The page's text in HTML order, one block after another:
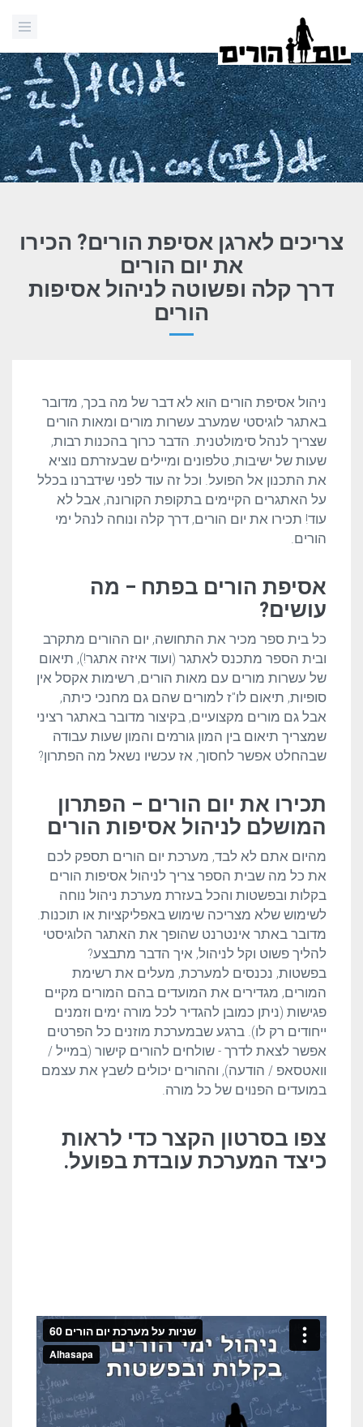
צריכים לארגן אסיפת הורים? הכירו
את יום הורים
דרך קלה ופשוטה לניהול אסיפות
הורים
ניהול אסיפת הורים הוא לא דבר של מה בכך, מדובר
באתגר לוגיסטי שמערב עשרות מורים ומאות הורים
שצריך לנהל סימולטנית. הדבר כרוך בהכנות רבות,
שעות של ישיבות, טלפונים ומיילים שבעזרתם נוציא
את התכנון אל הפועל. וכל זה עוד לפני שידברנו בכלל
על האתגרים הקיימים בתקופת הקורונה, אבל לא
עוד! תכירו את יום הורים, דרך קלה ונוחה לנהל ימי
הורים.
אסיפת הורים בפתח – מה
עושים?
כל בית ספר מכיר את התחושה, יום ההורים מתקרב
ובית הספר מתכנס לאתגר (ועוד איזה אתגר!), תיאום
של עשרות מורים עם מאות הורים, רשימות אקסל אין
סופיות, תיאום לו"ז למורים שהם גם מחנכי כיתה,
אבל גם מורים מקצועיים, בקיצור מדובר באתגר רציני
שמצריך תיאום בין המון גורמים והמון שעות עבודה
שבהחלט אפשר לחסוך, אז עכשיו נשאל מה הפתרון?
תכירו את יום הורים – הפתרון
המושלם לניהול אסיפות הורים
מהיום אתם לא לבד, מערכת יום הורים תספק לכם
את כל מה שבית הספר צריך לניהול אסיפות הורים
בקלות ובפשטות והכל בעזרת מערכת ניהול נוחה
לשימוש שלא מצריכה שימוש באפליקציות או תוכנות.
מדובר באתר אינטרנט שהופך את האתגר הלוגיסטי
להליך פשוט וקל לניהול, איך הדבר מתבצע?
בפשטות, נכנסים למערכת, מעלים את רשימת
המורים, מגדירים את המועדים בהם המורים מקיים
פגישות (ניתן כמובן להגדיר לכל מורה ימים וזמנים
ייחודים רק לו). ברגע שבמערכת מוזנים כל הפרטים
אפשר לצאת לדרך - שולחים להורים קישור (במייל /
וואטסאפ / הודעה), וההורים יכולים לשבץ את עצמם
במועדים הפנוים של כל מורה.
צפו בסרטון הקצר כדי לראות
כיצד המערכת עובדת בפועל.